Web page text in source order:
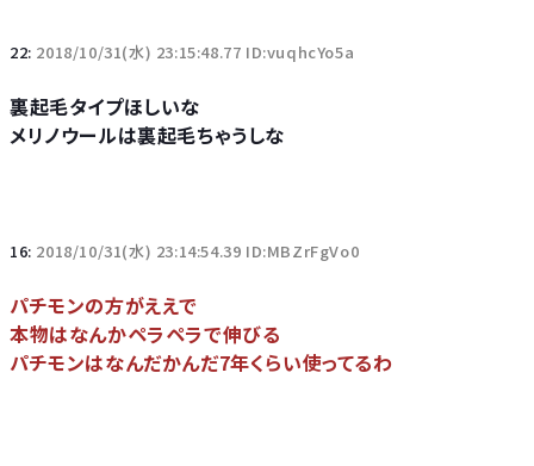
22: 2018/10/31(水) 23:15:48.77 ID:vuqhcYo5a
裏起毛タイプほしいな
メリノウールは裏起毛ちゃうしな
16: 2018/10/31(水) 23:14:54.39 ID:MBZrFgVo0
パチモンの方がええで
本物はなんかペラペラで伸びる
パチモンはなんだかんだ7年くらい使ってるわ